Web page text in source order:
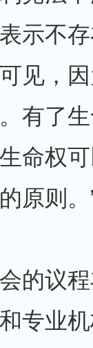
示不
见，
有了
命权
原则。
的议
专业